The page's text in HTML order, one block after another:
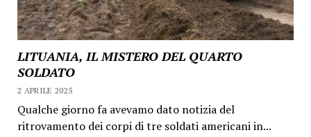
LITUANIA, IL MISTERO DEL QUARTO
SOLDATO
2 APRILE 2025
Qualche giorno fa avevamo dato notizia del
ritrovamento dei corpi di tre soldati americani in...